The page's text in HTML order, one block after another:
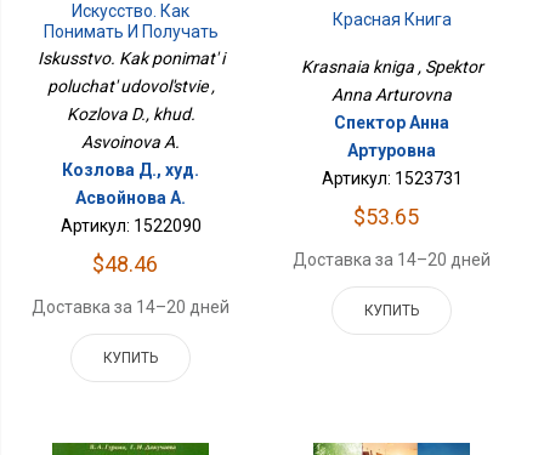
Искусство. Как
Понимать И Получать
Удовольствие
Iskusstvo. Kak ponimat' i
poluchat' udovol'stvie ,
Kozlova D., khud.
Asvoinova A.
Козлова Д., худ.
Асвойнова А.
Артикул: 1522090
$48.46
Доставка за 14–20 дней
КУПИТЬ
Красная Книга
Krasnaia kniga , Spektor
Anna Arturovna
Спектор Анна
Артуровна
Артикул: 1523731
$53.65
Доставка за 14–20 дней
КУПИТЬ